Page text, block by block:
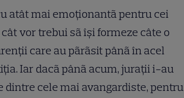
atât mai emoţionantã pentru cei
vor trebui sã îşi formeze câte o
care au pãrãsit pânã în acel
Iar dacã pânã acum, juraţii i-au
dintre cele mai avangardiste, pentru